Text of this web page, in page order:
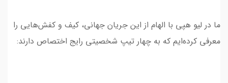
ما در لیو هپی با الهام از این جریان جهانی، کیف و کفش‌هایی را
معرفی کرده‌ایم که به چهار تیپ شخصیتی رایج اختصاص دارند: